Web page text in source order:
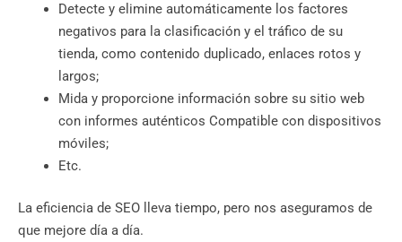
Detecte y elimine automáticamente los factores
negativos para la clasificación y el tráfico de su
tienda, como contenido duplicado, enlaces rotos y
largos;
Mida y proporcione información sobre su sitio web
con informes auténticos Compatible con dispositivos
móviles;
Etc.
La eficiencia de SEO lleva tiempo, pero nos aseguramos de
que mejore día a día.